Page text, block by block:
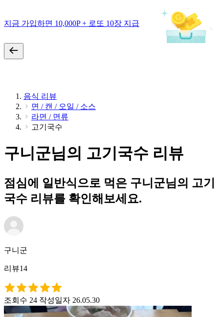
지금 가입하면 10,000P + 로또 10장 지급
음식 리뷰
면 / 캔 / 오일 / 소스
라면 / 면류
고기국수
구니군님의 고기국수 리뷰
점심에 일반식으로 먹은 구니군님의 고기
국수 리뷰를 확인해보세요.
구니군
리뷰14
조회수 24 작성일자 26.05.30